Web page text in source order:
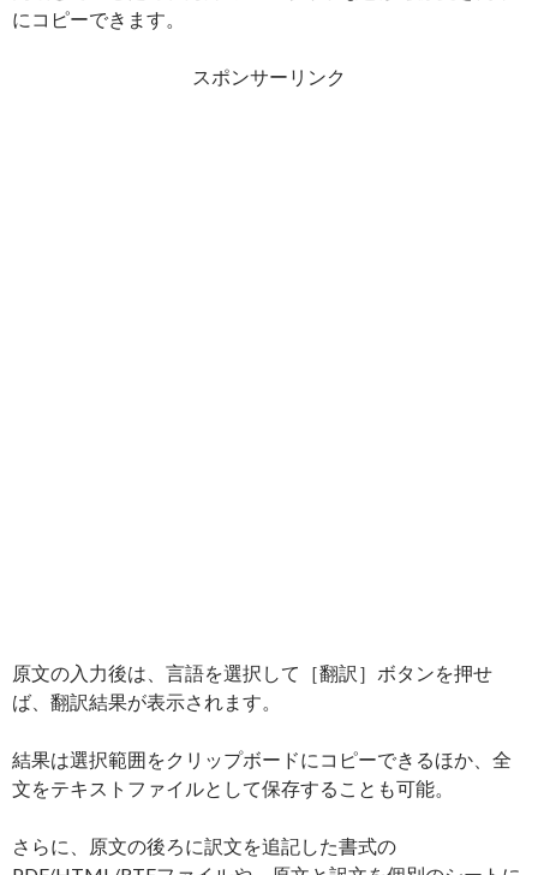
にコピーできます。
スポンサーリンク
原文の入力後は、言語を選択して［翻訳］ボタンを押せ
ば、翻訳結果が表示されます。
結果は選択範囲をクリップボードにコピーできるほか、全
文をテキストファイルとして保存することも可能。
さらに、原文の後ろに訳文を追記した書式の